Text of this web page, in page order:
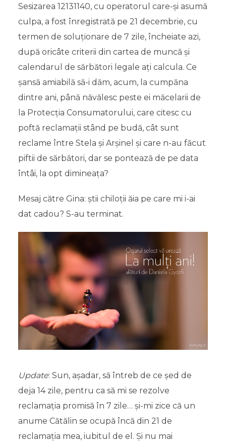
Sesizarea 12131140, cu operatorul care-și asumă
culpa, a fost înregistrată pe 21 decembrie, cu
termen de soluționare de 7 zile, încheiate azi,
după oricâte criterii din cartea de muncă și
calendarul de sărbători legale ați calcula. Ce
șansă amiabilă să-i dăm, acum, la cumpăna
dintre ani, până năvălesc peste ei măcelarii de
la Protecția Consumatorului, care citesc cu
poftă reclamații stând pe budă, cât sunt
reclame între Stela și Arșinel și care n-au făcut
piftii de sărbători, dar se pontează de pe data
întâi, la opt dimineața?
Mesaj către Gina: știi chiloții ăia pe care mi i-ai
dat cadou? S-au terminat.
Update: Sun, așadar, să întreb de ce șed de
deja 14 zile, pentru ca să mi se rezolve
reclamația promisă în 7 zile… și-mi zice că un
anume Cătălin se ocupă încă din 21 de
reclamația mea, iubitul de el. Și nu mai